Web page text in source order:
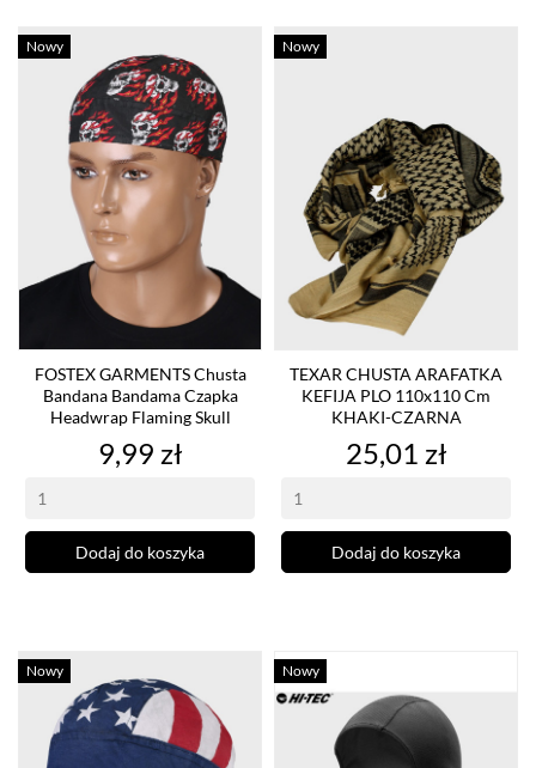
FOSTEX GARMENTS Chusta
Bandana Bandama Czapka
Headwrap Flaming Skull
Cena
9,99 zł
Dodaj do koszyka
Nowy
TEXAR CHUSTA ARAFATKA
KEFIJA PLO 110x110 Cm
KHAKI-CZARNA
Cena
25,01 zł
Dodaj do koszyka
Nowy
Nowy Nowy